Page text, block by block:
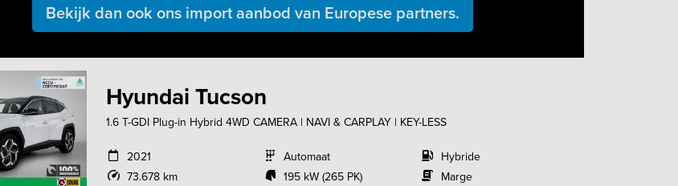
Bekijk dan ook ons import aanbod van Europese partners.
Hyundai Tucson
1.6 T-GDI Plug-in Hybrid 4WD CAMERA | NAVI & CARPLAY | KEY-LESS
2021
73.678 km
Automaat
195 kW (265 PK)
Hybride
Marge